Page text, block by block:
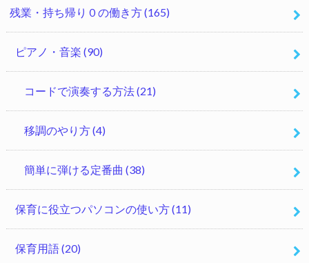
残業・持ち帰り０の働き方(165)
ピアノ・音楽 (90)
コードで演奏する方法(21)
移調のやり方(4)
簡単に弾ける定番曲 (38)
保育に役立つパソコンの使い方(11)
保育用語(20)